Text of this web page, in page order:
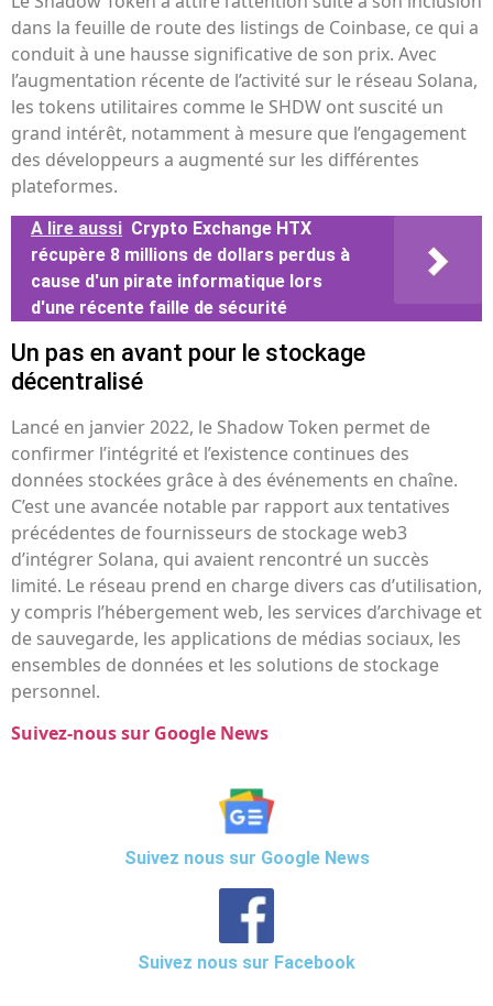
dans la feuille de route des listings de Coinbase, ce qui a
conduit à une hausse significative de son prix. Avec
l’augmentation récente de l’activité sur le réseau Solana,
les tokens utilitaires comme le SHDW ont suscité un
grand intérêt, notamment à mesure que l’engagement
des développeurs a augmenté sur les différentes
plateformes.
A lire aussi Crypto Exchange HTX
récupère 8 millions de dollars perdus à
cause d'un pirate informatique lors
d'une récente faille de sécurité
Un pas en avant pour le stockage
décentralisé
Lancé en janvier 2022, le Shadow Token permet de
confirmer l’intégrité et l’existence continues des
données stockées grâce à des événements en chaîne.
C’est une avancée notable par rapport aux tentatives
précédentes de fournisseurs de stockage web3
d’intégrer Solana, qui avaient rencontré un succès
limité. Le réseau prend en charge divers cas d’utilisation,
y compris l’hébergement web, les services d’archivage et
de sauvegarde, les applications de médias sociaux, les
ensembles de données et les solutions de stockage
personnel.
Suivez-nous sur Google News
Suivez nous sur Google News
Suivez nous sur Facebook